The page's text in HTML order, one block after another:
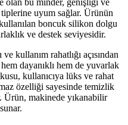
olan bu minder, genişliği ve
uyum sağlar. Ürünün
boncuk silikon dolgu
ve destek seviyesidir.
kullanım rahatlığı açısından
dayanıklı hem de yuvarlak
kullanıcıya lüks ve rahat
özelliği sayesinde temizlik
Ürün, makinede yıkanabilir